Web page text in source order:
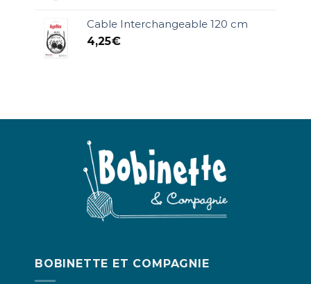
Cable Interchangeable 120 cm
4,25€
BOBINETTE ET COMPAGNIE